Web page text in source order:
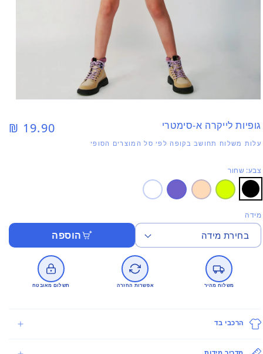
גופיות לייקרה א-סימטרי
מחיר
19.90 ₪
עלות משלוח תחושב בקופה לפי סל המוצרים הסופי
צבע: שחור
מידה
הוספה
משלוח מהיר אפשרות החזרה תשלום מאובטח
הרכבי בד